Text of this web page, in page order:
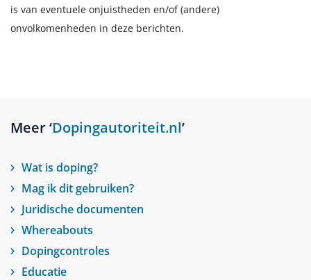
is van eventuele onjuistheden en/of (andere)
onvolkomenheden in deze berichten.
Meer ‘Dopingautoriteit.nl’
Wat is doping?
Mag ik dit gebruiken?
Juridische documenten
Whereabouts
Dopingcontroles
Educatie